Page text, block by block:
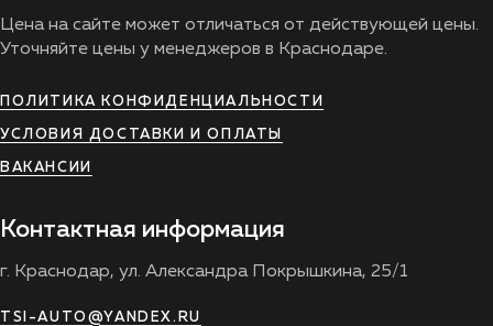
Цена на сайте может отличаться от действующей цены.
Уточняйте цены у менеджеров в Краснодаре.
ПОЛИТИКА КОНФИДЕНЦИАЛЬНОСТИ
УСЛОВИЯ ДОСТАВКИ И ОПЛАТЫ
ВАКАНСИИ
Контактная информация
г. Краснодар, ул. Александра Покрышкина, 25/1
TSI-AUTO@YANDEX.RU